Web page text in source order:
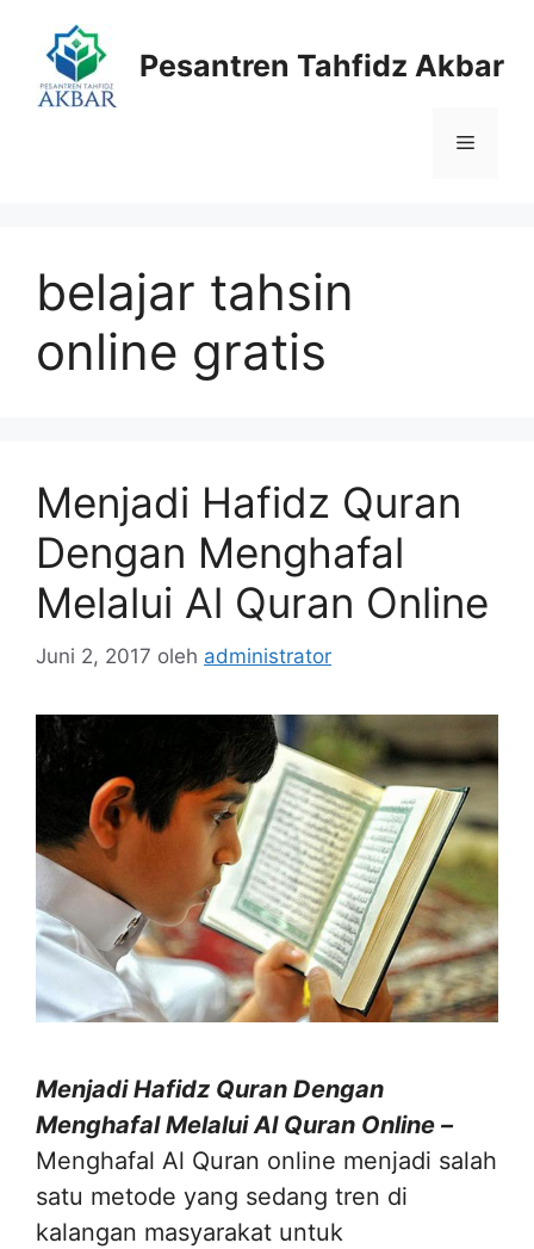
Pesantren Tahfidz Akbar
Menu
belajar tahsin
online gratis
Menjadi Hafidz Quran
Dengan Menghafal
Melalui Al Quran Online
Juni 2, 2017 oleh administrator
Menjadi Hafidz Quran Dengan
Menghafal Melalui Al Quran Online –
Menghafal Al Quran online menjadi salah
satu metode yang sedang tren di
kalangan masyarakat untuk